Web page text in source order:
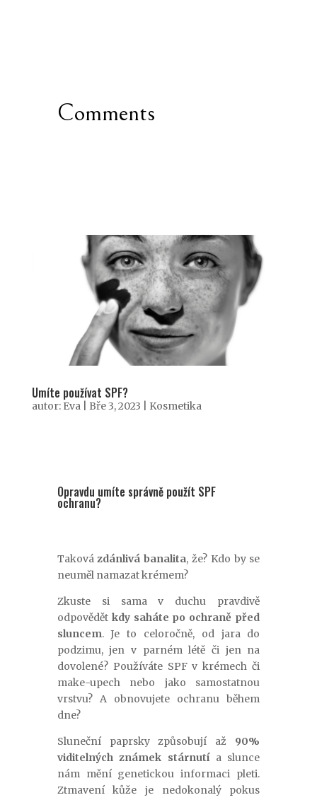
Comments
Umíte používat SPF?
autor: Eva| Bře 3, 2023 Kosmetika
Opravdu umíte správně použít SPF
ochranu?
Takovázdánlivá banalita, že? Kdo by se
neuměl namazat krémem?
Zkuste si sama v duchu pravdivě
odpovědět kdy saháte po ochraně před
sluncem. Je to celoročně, od jara do
podzimu, jen v parném létě či jen na
dovolené? Používáte SPF v krémech či
make-upech nebo jako samostatnou
vrstvu? A obnovujete ochranu během
dne?
Sluneční paprsky způsobují až 90%
viditelných známek stárnutía slunce
nám mění genetickou informaci pleti.
Ztmavení kůže je nedokonalý pokus